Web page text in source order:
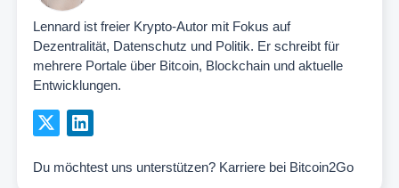
Lennard ist freier Krypto-Autor mit Fokus auf
Dezentralität, Datenschutz und Politik. Er schreibt für
mehrere Portale über Bitcoin, Blockchain und aktuelle
Entwicklungen.
Du möchtest uns unterstützen? Karriere bei Bitcoin2Go